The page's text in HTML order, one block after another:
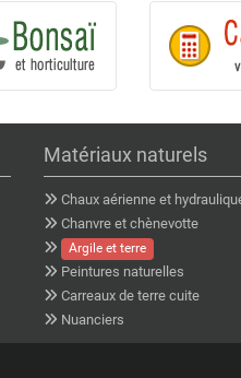
Matériaux naturels
Chaux aérienne et
Chanvre et chènevotte
Argile et terre
Peintures naturelles
Carreaux de terre cuite
Nuanciers